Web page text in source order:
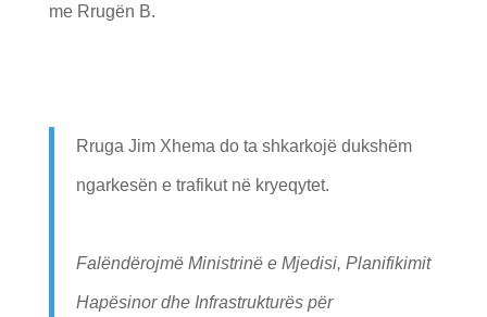
me Rrugën B.
Rruga Jim Xhema do ta shkarkojë dukshëm
ngarkesën e trafikut në kryeqytet.
Falëndërojmë Ministrinë e Mjedisi, Planifikimit
Hapësinor dhe Infrastrukturës për